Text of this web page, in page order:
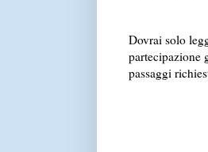
Dovrai solo
partecipazione
passaggi